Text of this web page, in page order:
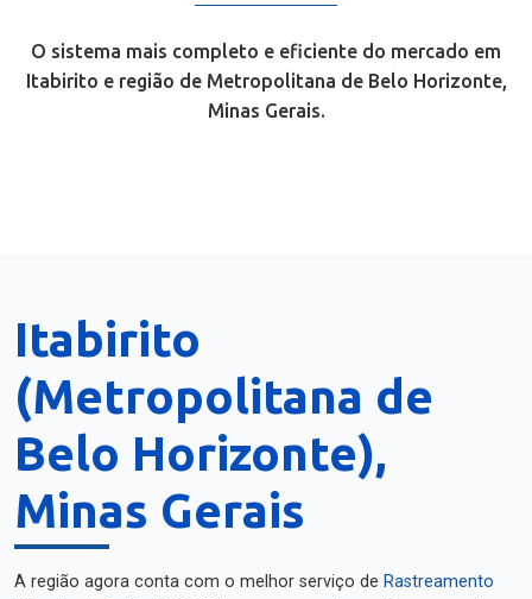
O sistema mais completo e eficiente do mercado em
Itabirito e região de Metropolitana de Belo Horizonte,
Minas Gerais.
Itabirito
(Metropolitana de
Belo Horizonte),
Minas Gerais
A região agora conta com o melhor serviço de Rastreamento